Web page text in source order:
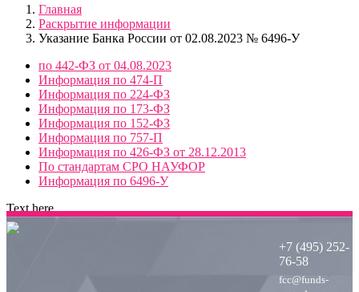
Главная
Раскрытие информации
Указание Банка России от 02.08.2023 № 6496-У
по 442-ФЗ от 04.08.2023
Информация по 474-П
Информация по 224-ФЗ
Информация по 173-ФЗ
Информация по 152-ФЗ
Информация по 757-П
Информация по 426-ФЗ от 28.12.2013
По стандартам СРО НАУФОР
Информация по 6496-У
Text here....
+7 (495) 252-
76-58
fcc@funds-